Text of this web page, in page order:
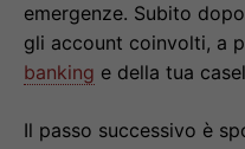
emergenze. Subito
gli account coinvolti, a
banking e della tua
Il passo successivo è